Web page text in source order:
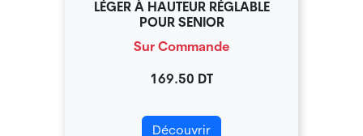
LÉGER À HAUTEUR RÉGLABLE
POUR SENIOR
Sur Commande
169.50 DT
Découvrir